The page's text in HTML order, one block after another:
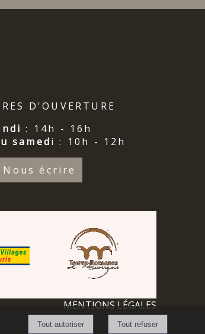
D'OUVERTURE
: 14h - 16h
samedi : 10h - 12h
Nous écrire
MENTIONS LÉGALES